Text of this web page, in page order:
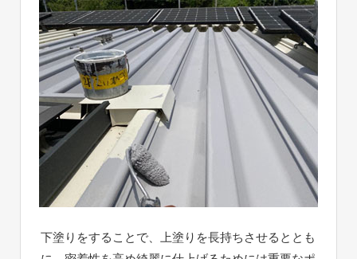
下塗りをすることで、上塗りを長持ちさせるととも